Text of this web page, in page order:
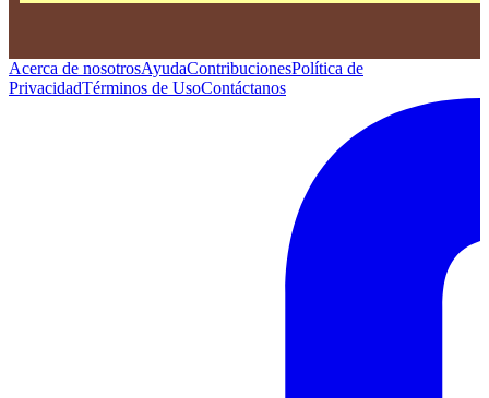
Acerca de nosotrosAyudaContribucionesPolítica de
PrivacidadTérminos de UsoContáctanos